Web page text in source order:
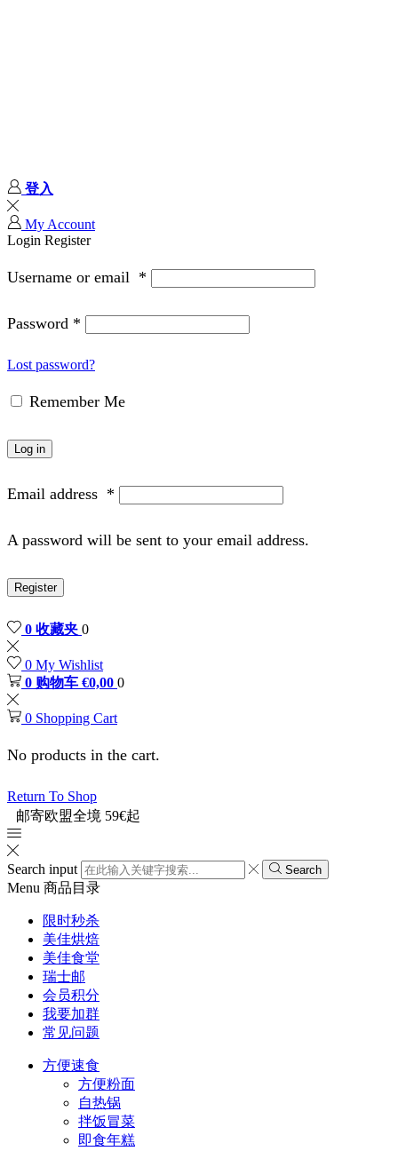
登入
My Account
Login Register
Username or email *
Password *
Lost password?
Remember Me
Log in
Email address *
A password will be sent to your email address.
Register
0 收藏夹 0
0 My Wishlist
0 购物车 €0,00 0
0 Shopping Cart
No products in the cart.
Return To Shop
邮寄欧盟全境 59€起
Search input Search
Menu 商品目录
限时秒杀
美佳烘焙
美佳食堂
瑞士邮
会员积分
我要加群
常见问题
方便速食
方便粉面
自热锅
拌饭冒菜
即食年糕